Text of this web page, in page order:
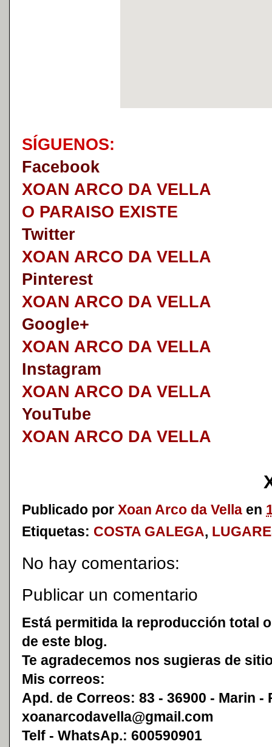
SÍGUENOS:
Facebook
XOAN ARCO DA VELLA
O PARAISO EXISTE
Twitter
XOAN ARCO DA VELLA
Pinterest
XOAN ARCO DA VELLA
Google+
XOAN ARCO DA VELLA
Instagram
XOAN ARCO DA VELLA
YouTube
XOAN ARCO DA VELLA
Publicado por Xoan Arco da Vella en
Etiquetas: COSTA GALEGA,
No hay comentarios:
Publicar un comentario
Está permitida la reproducción total
de este blog.
Te agradecemos nos sugieras de
Mis correos:
Apd. de Correos: 83 - 36900 - Marin -
xoanarcodavella@gmail.com
Telf - WhatsAp.: 600590901